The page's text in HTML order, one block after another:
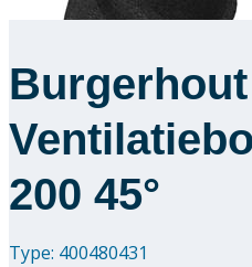
200 45°
Type: 400480431